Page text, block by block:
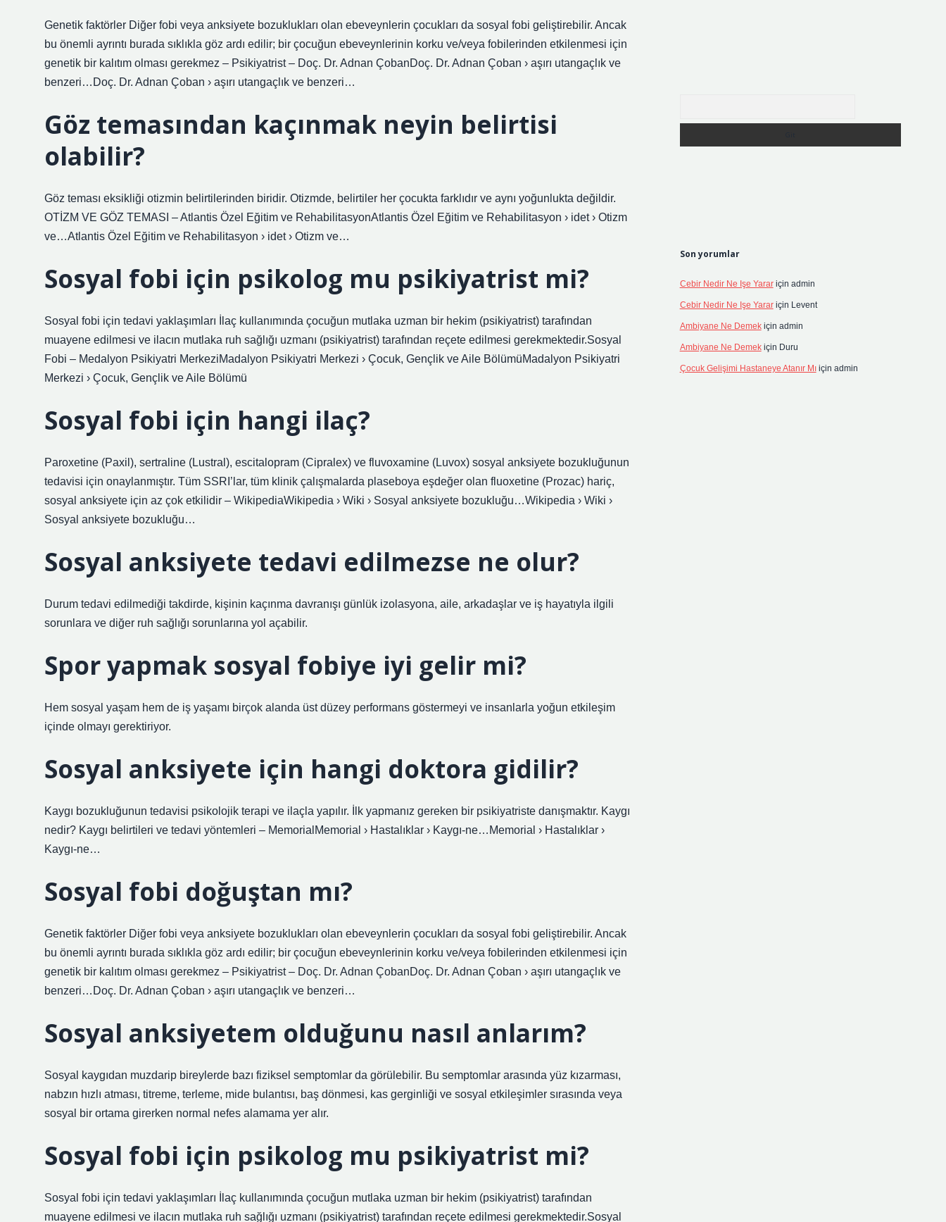
Genetik faktörler Diğer fobi veya anksiyete bozuklukları olan ebeveynlerin çocukları da sosyal fobi geliştirebilir. Ancak
bu önemli ayrıntı burada sıklıkla göz ardı edilir; bir çocuğun ebeveynlerinin korku ve/veya fobilerinden etkilenmesi için
genetik bir kalıtım olması gerekmez – Psikiyatrist – Doç. Dr. Adnan ÇobanDoç. Dr. Adnan Çoban › aşırı utangaçlık ve
benzeri…Doç. Dr. Adnan Çoban › aşırı utangaçlık ve benzeri…
Göz temasından kaçınmak neyin belirtisi
olabilir?
Göz teması eksikliği otizmin belirtilerinden biridir. Otizmde, belirtiler her çocukta farklıdır ve aynı yoğunlukta değildir.
OTİZM VE GÖZ TEMASI – Atlantis Özel Eğitim ve RehabilitasyonAtlantis Özel Eğitim ve Rehabilitasyon › idet › Otizm
ve…Atlantis Özel Eğitim ve Rehabilitasyon › idet › Otizm ve…
Sosyal fobi için psikolog mu psikiyatrist mi?
Sosyal fobi için tedavi yaklaşımları İlaç kullanımında çocuğun mutlaka uzman bir hekim (psikiyatrist) tarafından
muayene edilmesi ve ilacın mutlaka ruh sağlığı uzmanı (psikiyatrist) tarafından reçete edilmesi gerekmektedir.Sosyal
Fobi – Medalyon Psikiyatri MerkeziMadalyon Psikiyatri Merkezi › Çocuk, Gençlik ve Aile BölümüMadalyon Psikiyatri
Merkezi › Çocuk, Gençlik ve Aile Bölümü
Sosyal fobi için hangi ilaç?
Paroxetine (Paxil), sertraline (Lustral), escitalopram (Cipralex) ve fluvoxamine (Luvox) sosyal anksiyete bozukluğunun
tedavisi için onaylanmıştır. Tüm SSRI’lar, tüm klinik çalışmalarda plaseboya eşdeğer olan fluoxetine (Prozac) hariç,
sosyal anksiyete için az çok etkilidir – WikipediaWikipedia › Wiki › Sosyal anksiyete bozukluğu…Wikipedia › Wiki ›
Sosyal anksiyete bozukluğu…
Sosyal anksiyete tedavi edilmezse ne olur?
Durum tedavi edilmediği takdirde, kişinin kaçınma davranışı günlük izolasyona, aile, arkadaşlar ve iş hayatıyla ilgili
sorunlara ve diğer ruh sağlığı sorunlarına yol açabilir.
Spor yapmak sosyal fobiye iyi gelir mi?
Hem sosyal yaşam hem de iş yaşamı birçok alanda üst düzey performans göstermeyi ve insanlarla yoğun etkileşim
içinde olmayı gerektiriyor.
Sosyal anksiyete için hangi doktora gidilir?
Kaygı bozukluğunun tedavisi psikolojik terapi ve ilaçla yapılır. İlk yapmanız gereken bir psikiyatriste danışmaktır. Kaygı
nedir? Kaygı belirtileri ve tedavi yöntemleri – MemorialMemorial › Hastalıklar › Kaygı-ne…Memorial › Hastalıklar ›
Kaygı-ne…
Sosyal fobi doğuştan mı?
Genetik faktörler Diğer fobi veya anksiyete bozuklukları olan ebeveynlerin çocukları da sosyal fobi geliştirebilir. Ancak
bu önemli ayrıntı burada sıklıkla göz ardı edilir; bir çocuğun ebeveynlerinin korku ve/veya fobilerinden etkilenmesi için
genetik bir kalıtım olması gerekmez – Psikiyatrist – Doç. Dr. Adnan ÇobanDoç. Dr. Adnan Çoban › aşırı utangaçlık ve
benzeri…Doç. Dr. Adnan Çoban › aşırı utangaçlık ve benzeri…
Sosyal anksiyetem olduğunu nasıl anlarım?
Sosyal kaygıdan muzdarip bireylerde bazı fiziksel semptomlar da görülebilir. Bu semptomlar arasında yüz kızarması,
nabzın hızlı atması, titreme, terleme, mide bulantısı, baş dönmesi, kas gerginliği ve sosyal etkileşimler sırasında veya
sosyal bir ortama girerken normal nefes alamama yer alır.
Sosyal fobi için psikolog mu psikiyatrist mi?
Sosyal fobi için tedavi yaklaşımları İlaç kullanımında çocuğun mutlaka uzman bir hekim (psikiyatrist) tarafından
muayene edilmesi ve ilacın mutlaka ruh sağlığı uzmanı (psikiyatrist) tarafından reçete edilmesi gerekmektedir.Sosyal
Son yorumlar
Cebir Nedir Ne Işe Yarariçin admin
Cebir Nedir Ne Işe Yarariçin Levent
Ambiyane Ne Demekiçin admin
Ambiyane Ne Demekiçin Duru
Çocuk Gelişimi Hastaneye Atanır Mıiçin admin